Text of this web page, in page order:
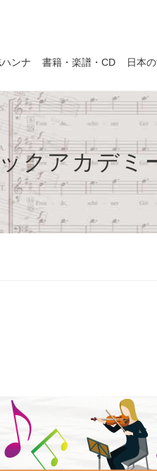
ンナ 書籍・楽譜・CD 日本
クアカデミ